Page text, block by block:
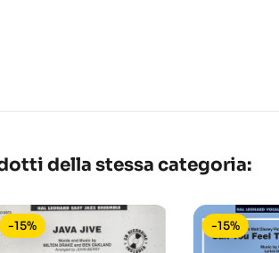
della stessa categoria:
-15% -15%